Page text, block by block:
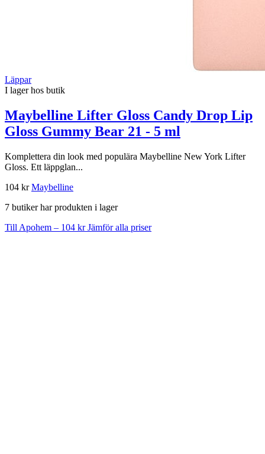
Läppar
I lager hos butik
Maybelline Lifter Gloss Candy Drop Lip
Gloss Gummy Bear 21 - 5 ml
Komplettera din look med populära Maybelline New York Lifter
Gloss. Ett läppglan...
104 krMaybelline
7 butiker har produkten i lager
Till Apohem – 104 krJämför alla priser